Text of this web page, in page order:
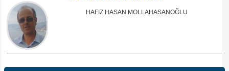
HAFIZ HASAN MOLLAHASANOĞLU